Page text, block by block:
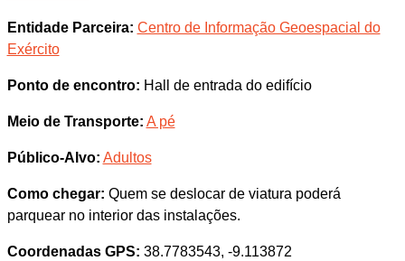
Entidade Parceira: Centro de Informação Geoespacial do
Exército
Ponto de encontro: Hall de entrada do edifício
Meio de Transporte: A pé
Público-Alvo: Adultos
Como chegar: Quem se deslocar de viatura poderá
parquear no interior das instalações.
Coordenadas GPS: 38.7783543, -9.113872